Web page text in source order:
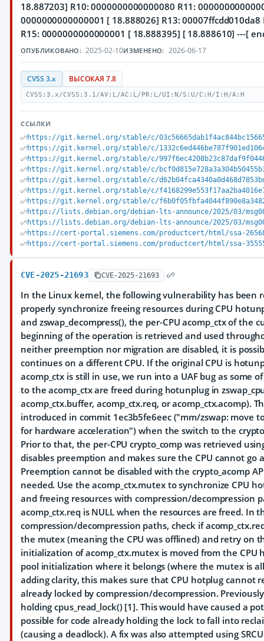
18.887203] R10: 0000000000000080 R11:
0000000000000001 [ 18.888026] R13: 00007ffcdd010da8
R15: 0000000000000001 [ 18.888395] [ 18.888610] ---[
ОПУБЛИКОВАНО: 2025-02-10ИЗМЕНЕНО: 2026-06-17
CVSS 3.x ВЫСОКАЯ 7.8
CVSS:3.x/CVSS:3.1/AV:L/AC:L/PR:L/UI:N/S:U/C:H/I:H/A:H
ССЫЛКИ
https://git.kernel.org/stable/c/
https://git.kernel.org/stable/c/
https://git.kernel.org/stable/c/
https://git.kernel.org/stable/c/
https://git.kernel.org/stable/c/
https://git.kernel.org/stable/c/
https://git.kernel.org/stable/c/
https://lists.debian.org/debian-lts-announce/2025/03/
https://lists.debian.org/debian-lts-announce/2025/03/
https://cert-portal.siemens.com/productcert/html/ssa-
https://cert-portal.siemens.com/productcert/html/ssa-
CVE-2025-21693 CVE-2025-21693
In the Linux kernel, the following vulnerability has been
properly synchronize freeing resources during CPU
and zswap_decompress(), the per-CPU acomp_ctx of the
beginning of the operation is retrieved and used
neither preemption nor migration are disabled, it is
continues on a different CPU. If the original CPU is
acomp_ctx is still in use, we run into a UAF bug as some
to the acomp_ctx are freed during hotunplug in
acomp_ctx.buffer, acomp_ctx.req, or acomp_ctx.acomp).
introduced in commit 1ec3b5fe6eec ("mm/zswap: move
for hardware acceleration") when the switch to the
Prior to that, the per-CPU crypto_comp was retrieved
disables preemption and makes sure the CPU cannot go
Preemption cannot be disabled with the crypto_acomp
needed. Use the acomp_ctx.mutex to synchronize CPU
and freeing resources with compression/decompression
acomp_ctx.req is NULL when the resources are freed. In
compression/decompression paths, check if
the mutex (meaning the CPU was offlined) and retry on
initialization of acomp_ctx.mutex is moved from the CPU
pool initialization where it belongs (where the mutex is
adding clarity, this makes sure that CPU hotplug cannot
already locked by compression/decompression.
holding cpus_read_lock() [1]. This would have caused a
possible for code already holding the lock to fall into
(causing a deadlock). A fix was also attempted using